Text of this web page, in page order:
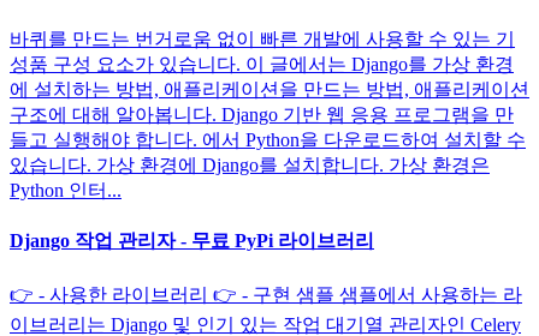
바퀴를 만드는 번거로움 없이 빠른 개발에 사용할 수 있는 기
성품 구성 요소가 있습니다. 이 글에서는 Django를 가상 환경
에 설치하는 방법, 애플리케이션을 만드는 방법, 애플리케이션
구조에 대해 알아봅니다. Django 기반 웹 응용 프로그램을 만
들고 실행해야 합니다. 에서 Python을 다운로드하여 설치할 수
있습니다. 가상 환경에 Django를 설치합니다. 가상 환경은
Python 인터...
Django 작업 관리자 - 무료 PyPi 라이브러리
👉 - 사용한 라이브러리 👉 - 구현 샘플 샘플에서 사용하는 라
이브러리는 Django 및 인기 있는 작업 대기열 관리자인 Celery